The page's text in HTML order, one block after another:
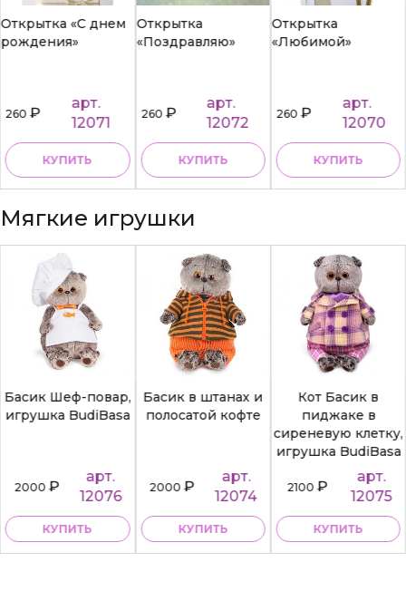
Открытка «С днем
рождения»
260₽
арт.
12071
КУПИТЬ
Открытка
«Поздравляю»
260₽
арт.
12072
КУПИТЬ
Открытка
«Любимой»
260₽
арт.
12070
КУПИТЬ
Мягкие игрушки
Басик Шеф-повар,
игрушка BudiBasa
2000₽
арт.
12076
КУПИТЬ
Басик в штанах и
полосатой кофте
2000₽
арт.
12074
КУПИТЬ
Кот Басик в
пиджаке в
сиреневую клетку,
игрушка BudiBasa
2100₽
арт.
12075
КУПИТЬ